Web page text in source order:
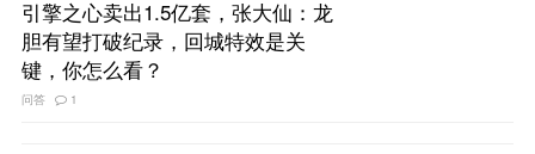
引擎之心卖出1.5亿套，张大仙：龙
胆有望打破纪录，回城特效是关
键，你怎么看？
问答 1